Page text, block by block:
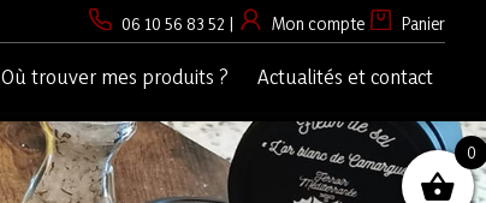
06 10 56 83 52 | Mon compte Panier
Où trouver mes produits ? Actualités et contact
0